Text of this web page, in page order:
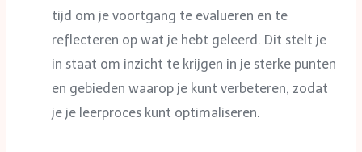
tijd om je voortgang te evalueren en te
reflecteren op wat je hebt geleerd. Dit stelt je
in staat om inzicht te krijgen in je sterke punten
en gebieden waarop je kunt verbeteren, zodat
je je leerproces kunt optimaliseren.